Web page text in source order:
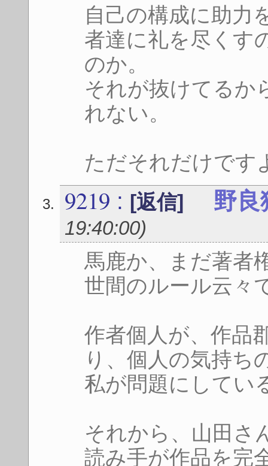
自己の構成に助力
者達に礼を尽くす
のか。
それが抜けてるか
れない。
ただそれだけです
9219 : [返信] 野良
19:40:00)
馬鹿か、まだ著者
世間のルール云々
作者個人が、作品
り、個人の気持ち
私が問題にしてい
それから、山田さ
読み手が作品を完